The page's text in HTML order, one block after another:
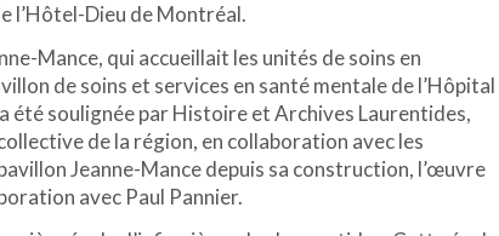
l’Hôtel-Dieu de Montréal.
Mance, qui accueillait les unités de soins en
de soins et services en santé mentale de l’Hôpital
été soulignée par Histoire et Archives Laurentides,
de la région, en collaboration avec les
Jeanne-Mance depuis sa construction, l’œuvre
avec Paul Pannier.